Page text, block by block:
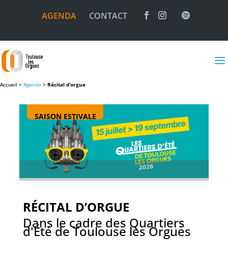
AGENDA CONTACT
Accueil > Agenda > Récital d’orgue
SAISON ESTIVALE
RÉCITAL D’ORGUE
Dans le cadre des Quartiers
d'Été de Toulouse les Orgues